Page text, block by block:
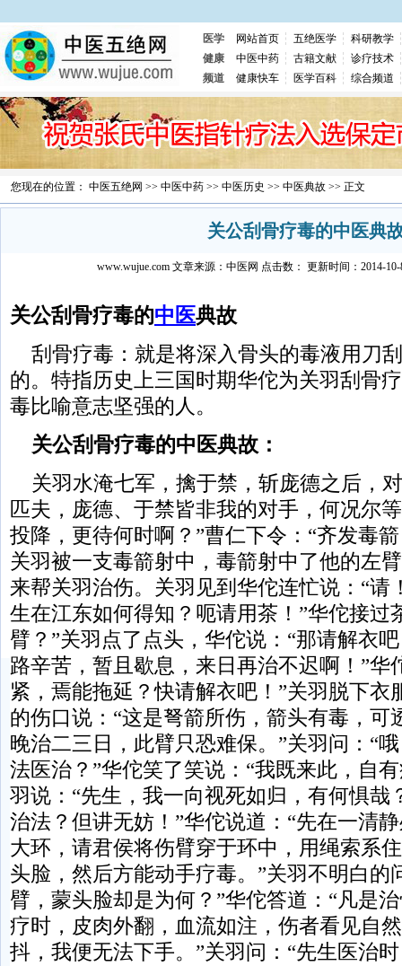
医学 网站首页 五绝医学
科研教学
健康
中医中药 古籍文献
诊疗技术
频道
健康快车 医学百科 综合频道
您现在的位置： 中医五绝网 >> 中医中药 >> 中医历史 >> 中医典故 >> 正文
关公刮骨疗毒的中医典
www.wujue.com 文章来源： 中医网 点击数： 更新时间：2014-
关公刮骨疗毒的中医典故
刮骨疗毒：就是将深入骨头的毒液用刀
的。特指历史上三国时期华佗为关羽刮骨
毒比喻意志坚强的人。
关公刮骨疗毒的中医典故：
关羽水淹七军，擒于禁，斩庞德之后，
匹夫，庞德、于禁皆非我的对手，何况尔
投降，更待何时啊？”曹仁下令：“齐发毒
关羽被一支毒箭射中，毒箭射中了他的左
来帮关羽治伤。关羽见到华佗连忙说：“请
生在江东如何得知？呃请用茶！”华佗接过
臂？”关羽点了点头，华佗说：“那请解衣
路辛苦，暂且歇息，来日再治不迟啊！”华
紧，焉能拖延？快请解衣吧！”关羽脱下衣
的伤口说：“这是弩箭所伤，箭头有毒，可
晚治二三日，此臂只恐难保。”关羽问：“
法医治？”华佗笑了笑说：“我既来此，自
羽说：“先生，我一向视死如归，有何惧哉
治法？但讲无妨！”华佗说道：“先在一清
大环，请君侯将伤臂穿于环中，用绳索系
头脸，然后方能动手疗毒。”关羽不明白的
臂，蒙头脸却是为何？”华佗答道：“凡是
疗时，皮肉外翻，血流如注，伤者看见自
抖，我便无法下手。”关羽问：“先生医治